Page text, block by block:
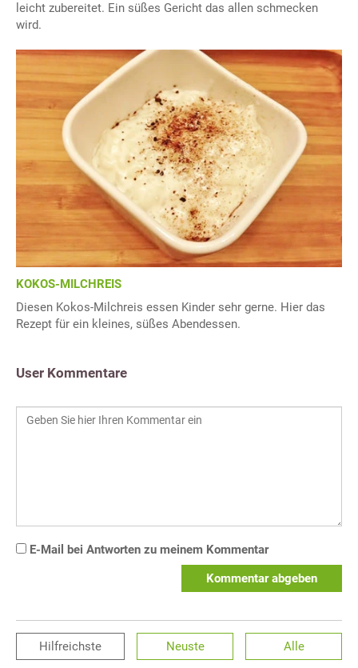
leicht zubereitet. Ein süßes Gericht das allen schmecken
wird.
KOKOS-MILCHREIS
Diesen Kokos-Milchreis essen Kinder sehr gerne. Hier das
Rezept für ein kleines, süßes Abendessen.
User Kommentare
E-Mail bei Antworten zu meinem Kommentar
Kommentar abgeben
Hilfreichste Neuste Alle